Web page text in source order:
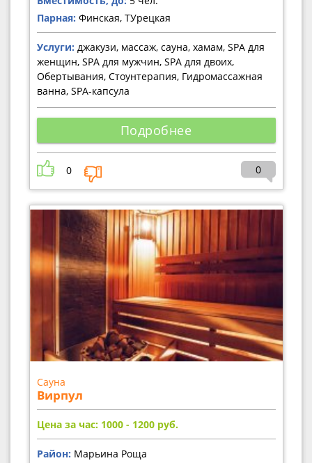
Парная: Финская, ТУрецкая
Услуги: джакузи, массаж, сауна, хамам, SPA для
женщин, SPA для мужчин, SPA для двоих,
Обертывания, Стоунтерапия, Гидромассажная
ванна, SPA-капсула
Подробнее
0 0
Сауна
Вирпул
Цена за час: 1000 - 1200 руб.
Район: Марьина Роща